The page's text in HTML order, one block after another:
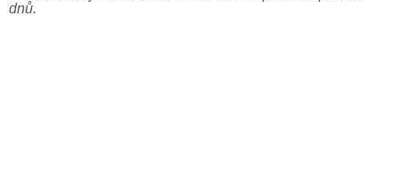
dnů.